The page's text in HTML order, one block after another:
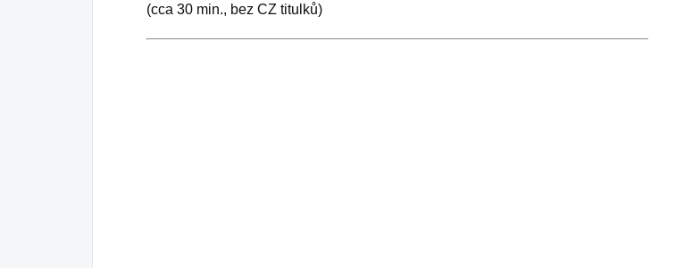
(cca 30 min., bez CZ titulků)